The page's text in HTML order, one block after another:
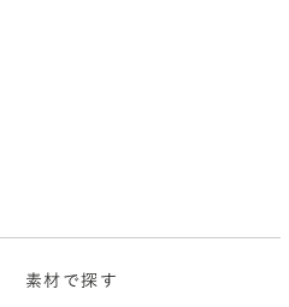
素材で探す